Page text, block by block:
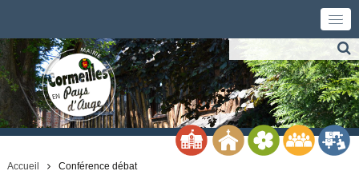
Accueil Conférence débat